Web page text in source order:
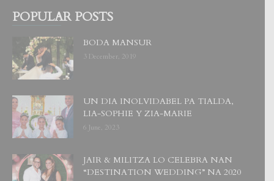
POPULAR POSTS
BODA MANSUR
3 December, 2019
UN DIA INOLVIDABEL PA TIALDA,
LIA-SOPHIE Y ZIA-MARIE
6 June, 2023
JAIR & MILITZA LO CELEBRA NAN
“DESTINATION WEDDING” NA 2020